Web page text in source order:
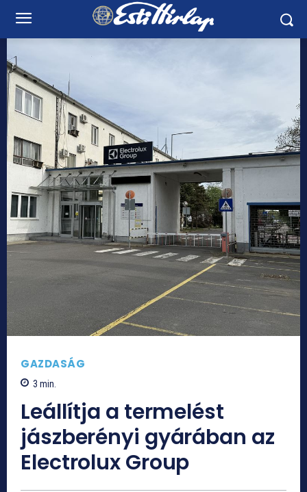
GAZDASÁG
3 min.
Leállítja a termelést
jászberényi gyárában az
Electrolux Group